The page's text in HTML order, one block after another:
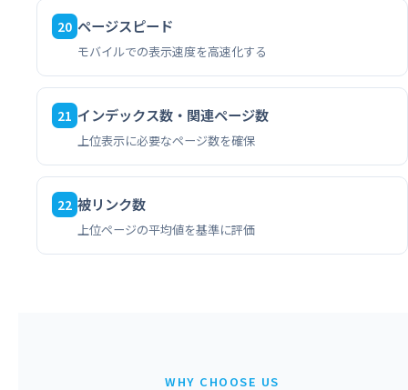
20 ページスピード
モバイルでの表示速度を高速化する
21 インデックス数・関連ページ数
上位表示に必要なページ数を確保
22 被リンク数
上位ページの平均値を基準に評価
WHY CHOOSE US